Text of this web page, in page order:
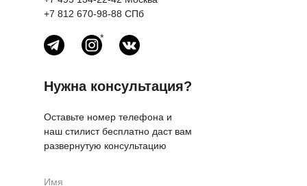
*
Нужна консультация?
+7 812 670-98-88 СПб
Оставьте номер телефона и
наш стилист бесплатно даст вам
развернутую консультацию